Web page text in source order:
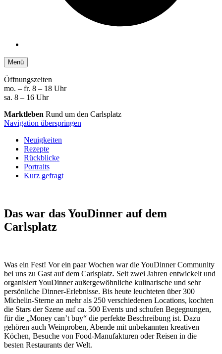
Menü
Öffnungszeiten
mo. – fr. 8 – 18 Uhr
sa. 8 – 16 Uhr
Marktleben Rund um den Carlsplatz
Navigation überspringen
Neuigkeiten
Rezepte
Rückblicke
Portraits
Kurz gefragt
Das war das YouDinner auf dem
Carlsplatz
Was ein Fest! Vor ein paar Wochen war die YouDinner Community
bei uns zu Gast auf dem Carlsplatz. Seit zwei Jahren entwickelt und
organisiert YouDinner außergewöhnliche kulinarische und sehr
persönliche Dinner-Erlebnisse. Bis heute leuchteten über 300
Michelin-Sterne an mehr als 250 verschiedenen Locations, kochten
die Stars der Szene auf ca. 500 Events und schufen Begegnungen,
für die „Money can’t buy“ die perfekte Beschreibung ist. Dazu
gehören auch Weinproben, Abende mit unbekannten kreativen
Köchen, Besuche von Food-Manufakturen oder Reisen in die
besten Restaurants der Welt.